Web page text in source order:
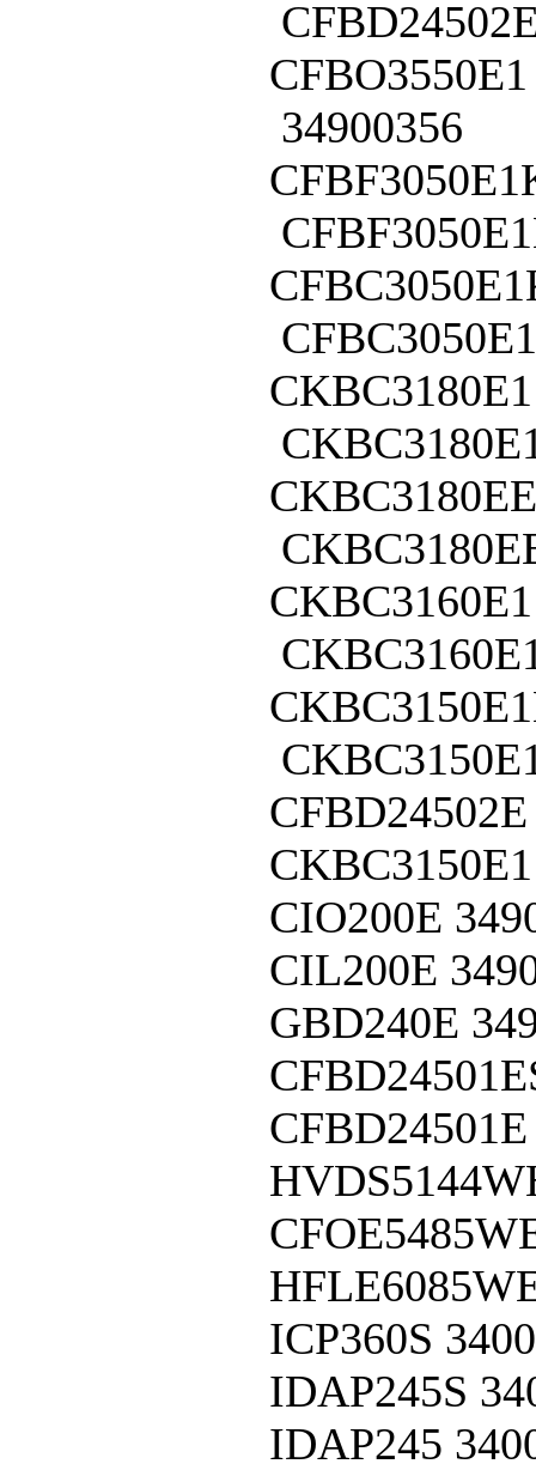
CFBO3550E1
34900356
CKBC3180E1
CKBC3160E1
CFBD24502E
CKBC3150E1
CIO200E
CIL200E
GBD240E
CFBD24501E
ICP360S
IDAP245S
IDAP245